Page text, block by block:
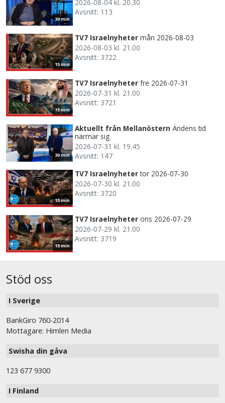
30 min
2026-08-04 kl. 20.30
Avsnitt: 113
15 min
TV7 Israelnyheter mån 2026-08-03
2026-08-03 kl. 21.00
Avsnitt: 3722
15 min
TV7 Israelnyheter fre 2026-07-31
2026-07-31 kl. 21.00
Avsnitt: 3721
30 min
Aktuellt från Mellanöstern Ändens tid
närmar sig
2026-07-31 kl. 19.45
Avsnitt: 147
15 min
TV7 Israelnyheter tor 2026-07-30
2026-07-30 kl. 21.00
Avsnitt: 3720
15 min
TV7 Israelnyheter ons 2026-07-29
2026-07-29 kl. 21.00
Avsnitt: 3719
Stöd oss
I Sverige
BankGiro 760-2014
Mottagare: Himlen Media
Swisha din gåva
123 677 9300
I Finland